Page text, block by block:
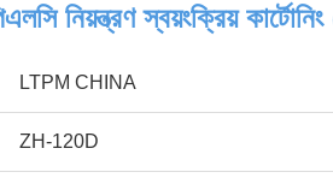
নিয়ন্ত্রণ স্বয়ংক্রিয়
LTPM CHINA
ZH-120D